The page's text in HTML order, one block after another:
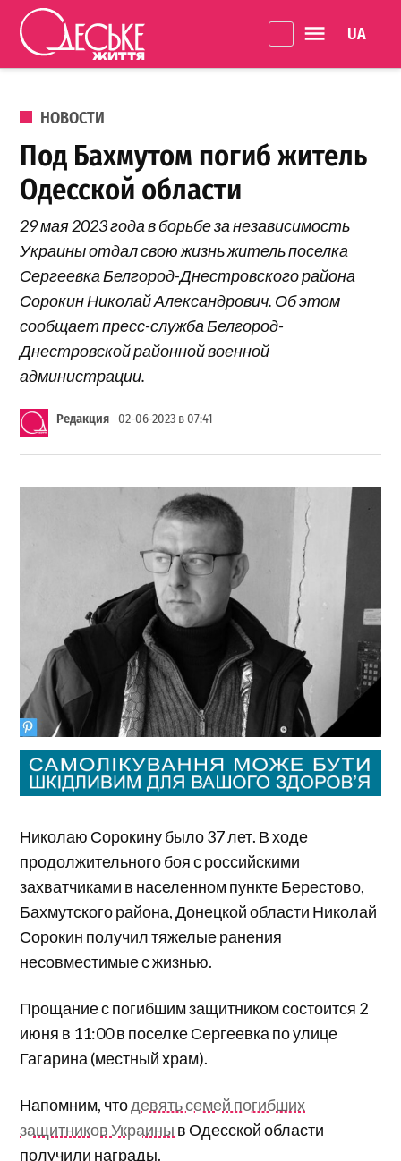
Перейти к содержанию
життя
ОПУБЛИКОВАНО В
НОВОСТИ
Под Бахмутом погиб житель
Одесской области
29 мая 2023 года в борьбе за независимость
Украины отдал свою жизнь житель поселка
Сергеевка Белгород-Днестровского района
Сорокин Николай Александрович. Об этом
сообщает пресс-служба Белгород-
Днестровской районной военной
администрации.
Редакция 02-06-2023 в 07:41
Николаю Сорокину было 37 лет. В ходе
продолжительного боя с российскими
захватчиками в населенном пункте Берестово,
Бахмутского района, Донецкой области Николай
Сорокин получил тяжелые ранения
несовместимые с жизнью.
Прощание с погибшим защитником состоится 2
июня в 11:00 в поселке Сергеевка по улице
Гагарина (местный храм).
Напомним, чтодевять семей погибших
защитников Украины в Одесской области
получили награды.